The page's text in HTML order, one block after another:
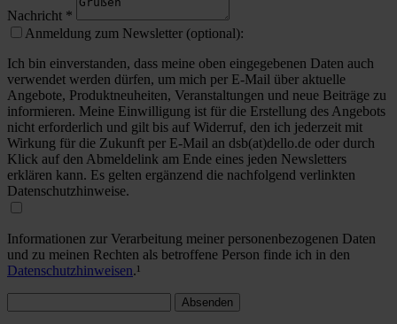
Nachricht *
Anmeldung zum Newsletter (optional):
Ich bin einverstanden, dass meine oben eingegebenen Daten auch
verwendet werden dürfen, um mich per E-Mail über aktuelle
Angebote, Produktneuheiten, Veranstaltungen und neue Beiträge zu
informieren. Meine Einwilligung ist für die Erstellung des Angebots
nicht erforderlich und gilt bis auf Widerruf, den ich jederzeit mit
Wirkung für die Zukunft per E-Mail an dsb(at)dello.de oder durch
Klick auf den Abmeldelink am Ende eines jeden Newsletters
erklären kann. Es gelten ergänzend die nachfolgend verlinkten
Datenschutzhinweise.
Informationen zur Verarbeitung meiner personenbezogenen Daten
und zu meinen Rechten als betroffene Person finde ich in den
Datenschutzhinweisen.¹
Absenden